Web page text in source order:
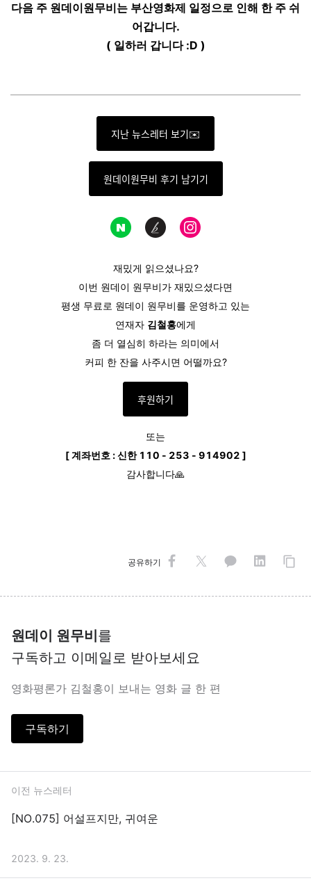
다음 주 원데이원무비는 부산영화제 일정으로 인해 한 주 쉬
어갑니다.
( 일하러 갑니다 :D )
지난 뉴스레터 보기✉️
원데이원무비 후기 남기기
재밌게 읽으셨나요?
이번 원데이 원무비가 재밌으셨다면
평생 무료로 원데이 원무비를 운영하고 있는
연재자 김철홍에게
좀 더 열심히 하라는 의미에서
커피 한 잔을 사주시면 어떨까요?
후원하기
또는
[ 계좌번호 : 신한 110 - 253 - 914902 ]
감사합니다🙏
공유하기
원데이 원무비를
구독하고 이메일로 받아보세요
영화평론가 김철홍이 보내는 영화 글 한 편
구독하기
이전 뉴스레터
[NO.075] 어설프지만, 귀여운
2023. 9. 23.